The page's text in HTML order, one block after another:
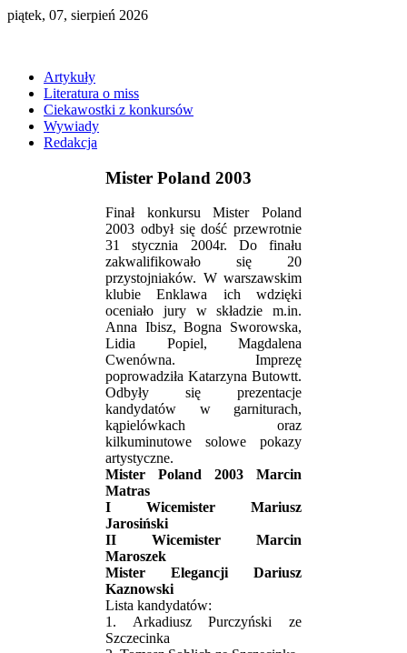
piątek, 07, sierpień 2026
Artykuły
Literatura o miss
Ciekawostki z konkursów
Wywiady
Redakcja
Mister Poland 2003
Finał konkursu Mister Poland
2003 odbył się dość przewrotnie
31 stycznia 2004r. Do finału
zakwalifikowało się 20
przystojniaków. W warszawskim
klubie Enklawa ich wdzięki
oceniało jury w składzie m.in.
Anna Ibisz, Bogna Sworowska,
Lidia Popiel, Magdalena
Cwenówna. Imprezę
poprowadziła Katarzyna Butowtt.
Odbyły się prezentacje
kandydatów w garniturach,
kąpielówkach oraz
kilkuminutowe solowe pokazy
artystyczne.
Mister Poland 2003 Marcin
Matras
I Wicemister Mariusz
Jarosiński
II Wicemister Marcin
Maroszek
Mister Elegancji Dariusz
Kaznowski
Lista kandydatów:
1. Arkadiusz Purczyński ze
Szczecinka